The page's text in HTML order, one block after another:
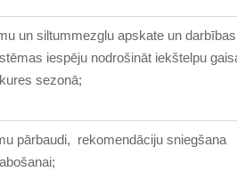
un siltummezglu apskate un darbības
iespēju nodrošināt iekštelpu
sezonā;
pārbaudi, rekomendāciju sniegšana